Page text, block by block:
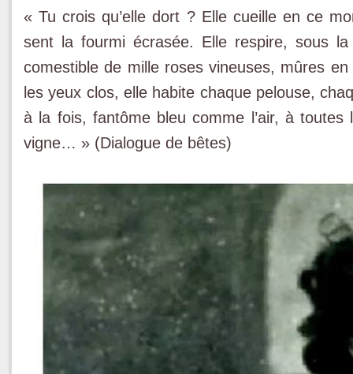
« Tu crois qu’elle dort ? Elle cueille en ce
sent la fourmi écrasée. Elle respire, sous
comestible de mille roses vineuses, mûres
les yeux clos, elle habite chaque pelouse,
à la fois, fantôme bleu comme l’air, à
vigne… » (Dialogue de bêtes)